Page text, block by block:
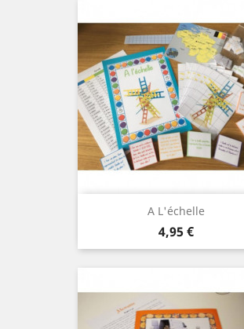
A L'échelle
Prix
4,95 €